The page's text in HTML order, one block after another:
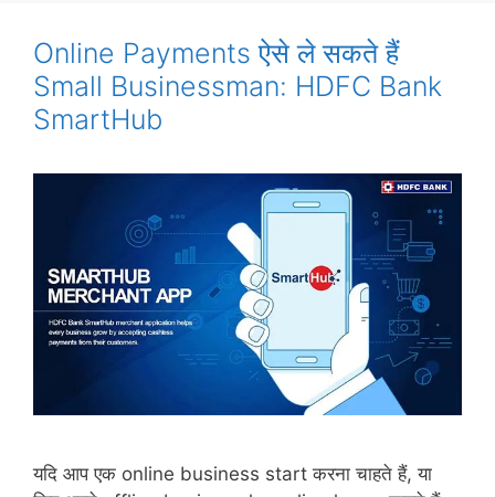
Online Payments ऐसे ले सकते हैं
Small Businessman: HDFC Bank
SmartHub
यदि आप एक online business start करना चाहते हैं, या